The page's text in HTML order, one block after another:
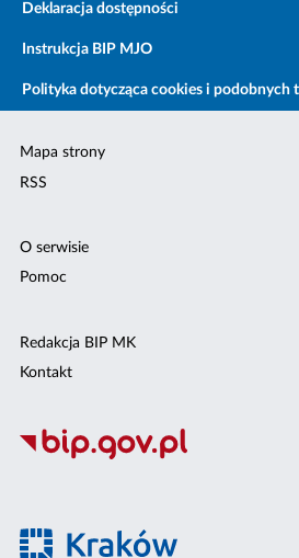
Deklaracja dostępności
Instrukcja BIP MJO
Polityka dotycząca cookies i podobnych
Mapa strony
RSS
O serwisie
Pomoc
Redakcja BIP MK
Kontakt